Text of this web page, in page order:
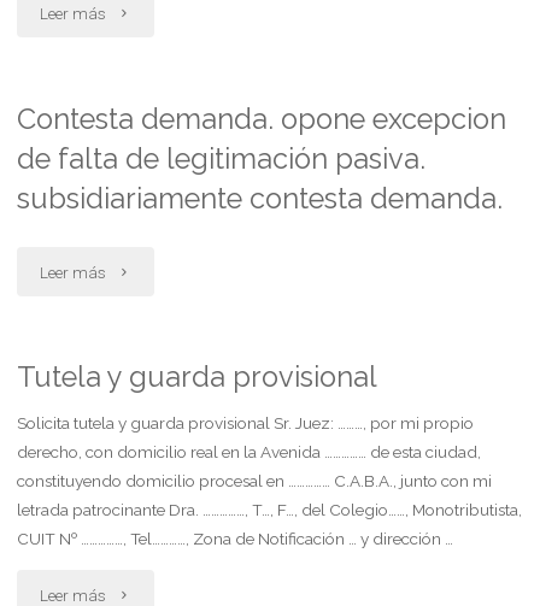
Leer más "Contrato
constitucion
de
una
Contesta demanda. opone excepcion
de falta de legitimación pasiva.
subsidiariamente contesta demanda.
Leer más "Contesta
excepcion
de
falta
Tutela y guarda provisional
Solicita tutela y guarda provisional Sr. Juez: ………, por mi propio
derecho, con domicilio real en la Avenida …………… de esta ciudad,
constituyendo domicilio procesal en …………… C.A.B.A., junto con mi
letrada patrocinante Dra. ……………, T…, F…, del Colegio……, Monotributista,
CUIT Nº ……………, Tel…………, Zona de Notificación … y dirección …
Leer más "Tutela